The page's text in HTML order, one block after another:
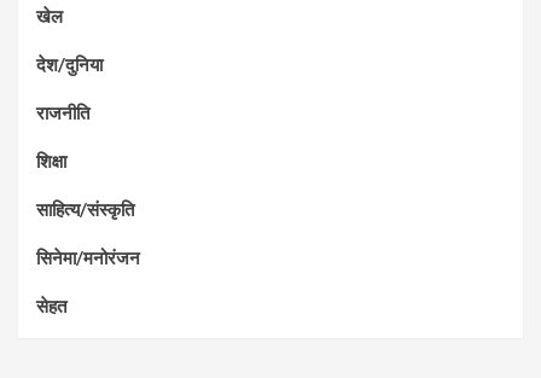
खेल
देश/दुनिया
राजनीति
शिक्षा
साहित्य/संस्कृति
सिनेमा/मनोरंजन
सेहत